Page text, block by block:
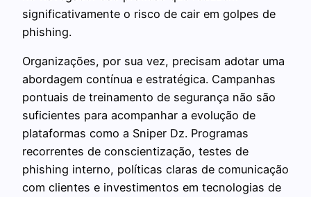
significativamente o risco de cair em golpes de
phishing.
Organizações, por sua vez, precisam adotar uma
abordagem contínua e estratégica. Campanhas
pontuais de treinamento de segurança não são
suficientes para acompanhar a evolução de
plataformas como a Sniper Dz. Programas
recorrentes de conscientização, testes de
phishing interno, políticas claras de comunicação
com clientes e investimentos em tecnologias de